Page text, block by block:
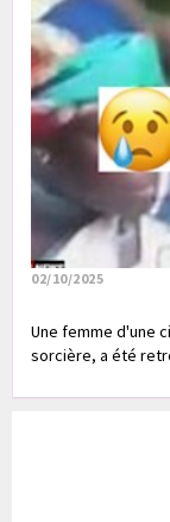
02/10/2025
Une femme d'une
sorcière, a été